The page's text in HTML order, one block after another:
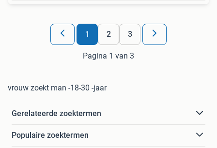
1 2 3
Pagina 1 van 3
vrouw zoekt man -18-30 -jaar
Gerelateerde zoektermen
Populaire zoektermen